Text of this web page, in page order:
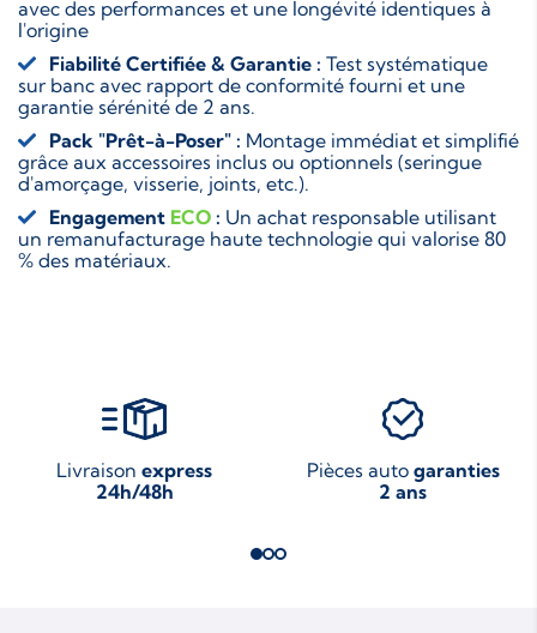
avec des performances et une longévité identiques à
l'origine
Fiabilité Certifiée & Garantie : Test systématique
sur banc avec rapport de conformité fourni et une
garantie sérénité de 2 ans.
Pack "Prêt-à-Poser" : Montage immédiat et simplifié
grâce aux accessoires inclus ou optionnels (seringue
d'amorçage, visserie, joints, etc.).
Engagement ECO : Un achat responsable utilisant
un remanufacturage haute technologie qui valorise 80
% des matériaux.
Livraison express
24h/48h
Pièces auto garanties
2 ans